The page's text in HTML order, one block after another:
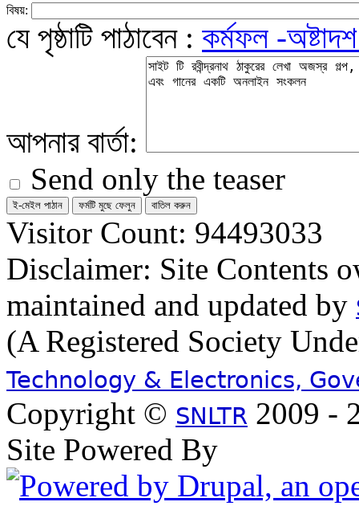
বিষয়:
যে পৃষ্ঠাটি পাঠাবেন : কর্মফল -
আপনার বার্তা:
Send only the teaser
Visitor Count: 94493033
Disclaimer: Site Contents
maintained and updated by
(A Registered Society
Technology & Electronics,
Copyright © SNLTR 2009 -
Site Powered By